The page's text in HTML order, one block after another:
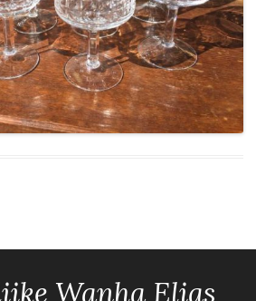
Wanha Elias